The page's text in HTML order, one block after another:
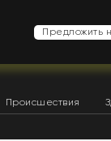
Предложить
Происшествия